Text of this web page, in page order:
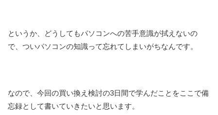
というか、どうしてもパソコンへの苦手意識が拭えないの
で、ついパソコンの知識って忘れてしまいがちなんです。
なので、今回の買い換え検討の3日間で学んだことをここで備
忘録として書いていきたいと思います。